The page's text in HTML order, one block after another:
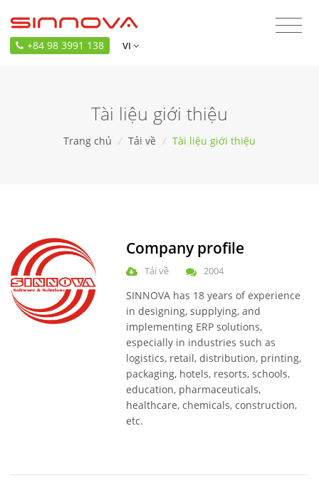
+84 98 3991 138 VI
Tài liệu giới thiệu
Trang chủ / Tải về / Tài liệu giới thiệu
Company profile
Tải về 2004
SINNOVA has 18 years of experience
in designing, supplying, and
implementing ERP solutions,
especially in industries such as
logistics, retail, distribution, printing,
packaging, hotels, resorts, schools,
education, pharmaceuticals,
healthcare, chemicals, construction,
etc.